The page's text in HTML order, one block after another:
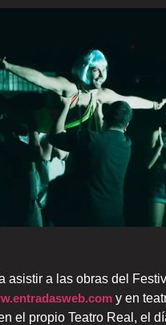
asistir a las obras del
y en
el propio Teatro Real, el